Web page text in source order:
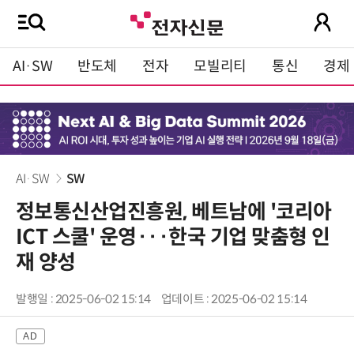
AI·SW 반도체 전자 모빌리티 통신 경제
AI·SW SW
정보통신산업진흥원, 베트남에 '코리아
ICT 스쿨' 운영···한국 기업 맞춤형 인
재 양성
발행일 : 2025-06-02 15:14 업데이트 : 2025-06-02 15:14